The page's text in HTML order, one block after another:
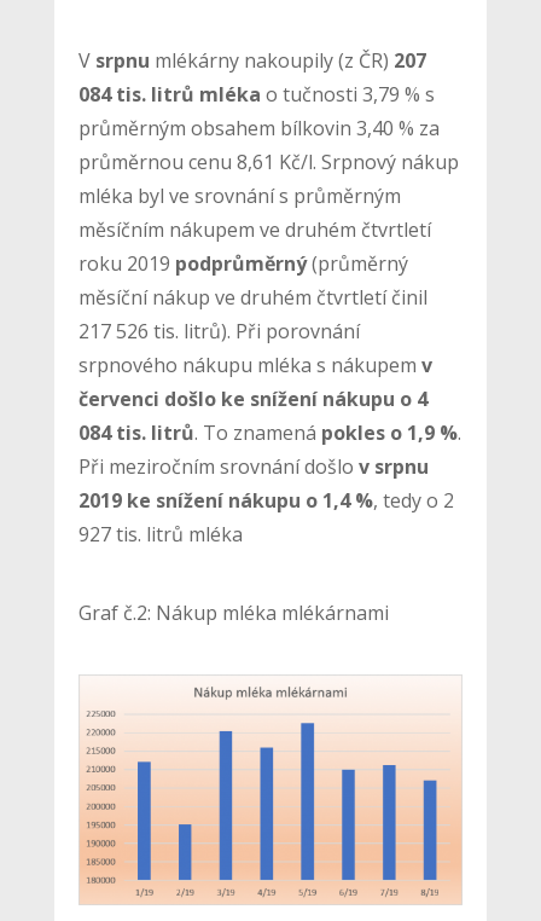
V srpnu mlékárny nakoupily (z ČR) 207
084 tis. litrů mléka o tučnosti 3,79 % s
průměrným obsahem bílkovin 3,40 % za
průměrnou cenu 8,61 Kč/l. Srpnový nákup
mléka byl ve srovnání s průměrným
měsíčním nákupem ve druhém čtvrtletí
roku 2019 podprůměrný(průměrný
měsíční nákup ve druhém čtvrtletí činil
217 526 tis. litrů). Při porovnání
srpnového nákupu mléka s nákupem v
červenci došlo ke snížení nákupu o 4
084 tis. litrů. To znamená pokles o 1,9 %.
Při meziročním srovnání došlo v srpnu
2019 ke snížení nákupu o 1,4 %, tedy o 2
927 tis. litrů mléka
Graf č.2: Nákup mléka mlékárnami